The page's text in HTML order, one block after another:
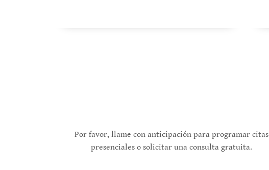
Por favor, llame con anticipación para programar citas
presenciales o solicitar una consulta gratuita.